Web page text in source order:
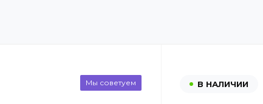
В НАЛИЧИИ
Мы советуем